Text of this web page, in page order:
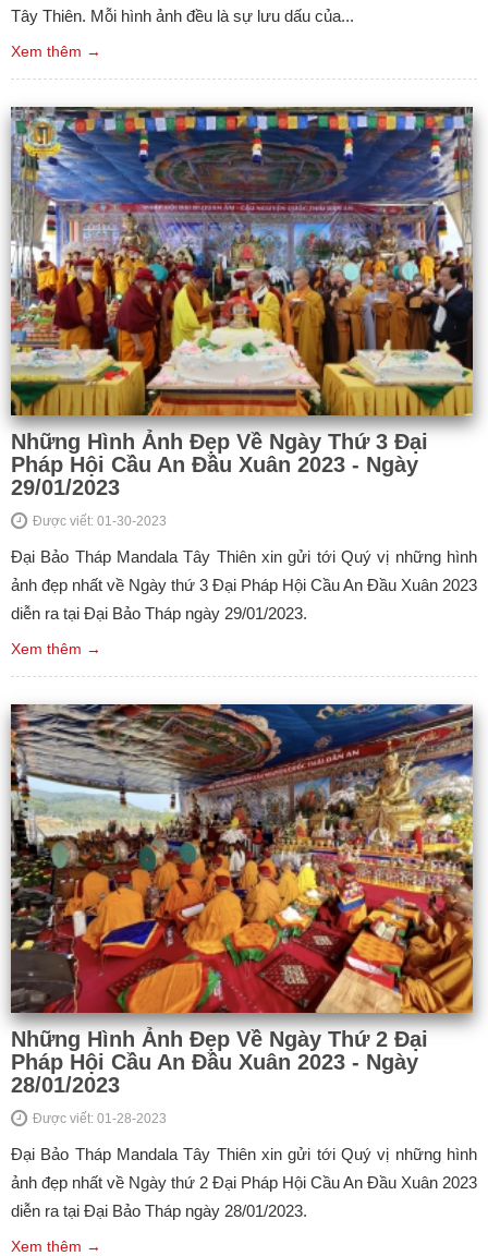
Tây Thiên. Mỗi hình ảnh đều là sự lưu dấu của...
Xem thêm →
Những Hình Ảnh Đẹp Về Ngày Thứ 3 Đại
Pháp Hội Cầu An Đầu Xuân 2023 - Ngày
29/01/2023
Được viết: 01-30-2023
Đại Bảo Tháp Mandala Tây Thiên xin gửi tới Quý vị những hình
ảnh đẹp nhất về Ngày thứ 3 Đại Pháp Hội Cầu An Đầu Xuân 2023
diễn ra tại Đại Bảo Tháp ngày 29/01/2023.
Xem thêm →
Những Hình Ảnh Đẹp Về Ngày Thứ 2 Đại
Pháp Hội Cầu An Đầu Xuân 2023 - Ngày
28/01/2023
Được viết: 01-28-2023
Đại Bảo Tháp Mandala Tây Thiên xin gửi tới Quý vị những hình
ảnh đẹp nhất về Ngày thứ 2 Đại Pháp Hội Cầu An Đầu Xuân 2023
diễn ra tại Đại Bảo Tháp ngày 28/01/2023.
Xem thêm →